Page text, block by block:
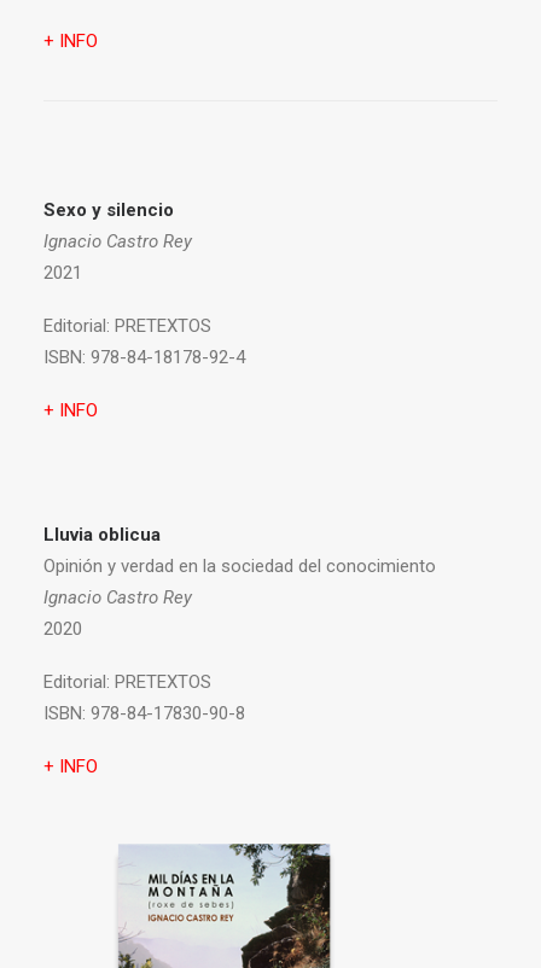
+ INFO
Sexo y silencio
Ignacio Castro Rey
2021
Editorial: PRETEXTOS
ISBN: 978-84-18178-92-4
+ INFO
Lluvia oblicua
Opinión y verdad en la sociedad del conocimiento
Ignacio Castro Rey
2020
Editorial: PRETEXTOS
ISBN: 978-84-17830-90-8
+ INFO